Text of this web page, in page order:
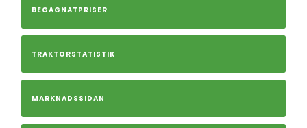
BEGAGNATPRISER
TRAKTORSTATISTIK
MARKNADSSIDAN